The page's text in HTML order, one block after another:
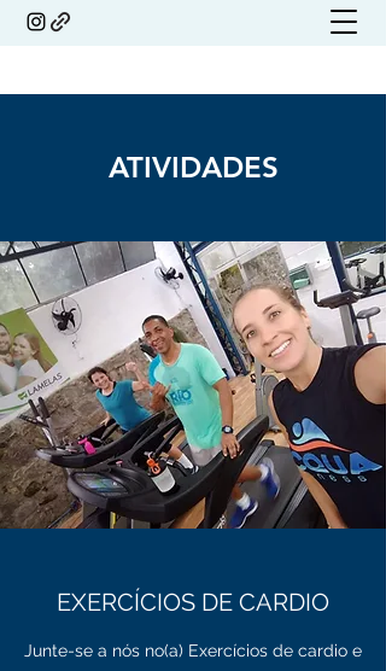
ATIVIDADES
EXERCÍCIOS DE CARDIO
Junte-se a nós no(a) Exercícios de cardio e